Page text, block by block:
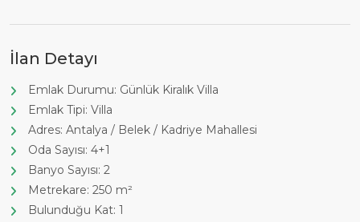
İlan Detayı
Emlak Durumu: Günlük Kiralık Villa
Emlak Tipi: Villa
Adres: Antalya / Belek / Kadriye Mahallesi
Oda Sayısı: 4+1
Banyo Sayısı: 2
Metrekare: 250 m²
Bulunduğu Kat: 1